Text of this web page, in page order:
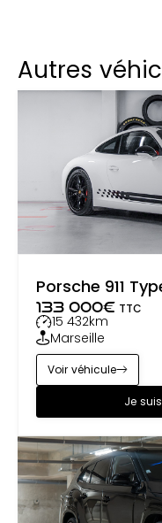
Autres
Porsche 911
133 000€ TTC
15 432km
Marseille
Je
Voir véhicule